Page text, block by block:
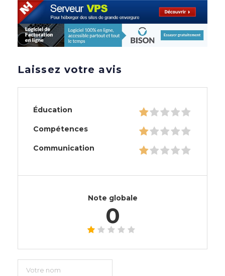
Laissez votre avis
Éducation
Compétences
Communication
Note globale
0